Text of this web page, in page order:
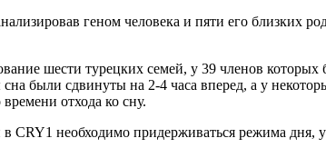
геном человека и пяти его близких
шести турецких семей, у 39 членов
были сдвинуты на 2-4 часа вперед, а у
отхода ко сну.
CRY1 необходимо придерживаться режима дня,